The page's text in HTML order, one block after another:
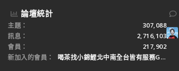
論壇統計
主題
307,088
訊息
2,716,103
會員
217,902
新加入的會員
喝茶找小錦鯉北中南全台皆有服務Gleezy：tw3